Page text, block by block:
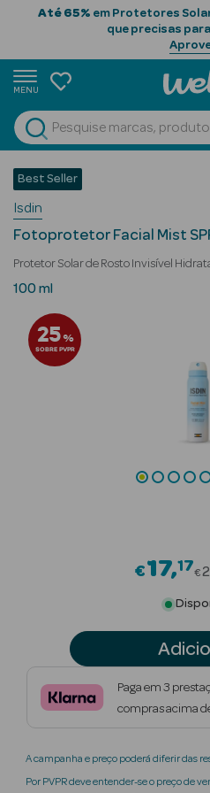
Até 65% em Protetores
que precisas
MENU
Ver Tudo
Beauty Season
Cabelo
Profissional
Beauty Season
Beauty Season
Cosmética
Beauty Season
Beauty Season
Beauty Season
Beauty Season
Cosmética Rosto e Corpo
Protetores Solares de Rosto
Best Seller
Isdin
Fotoprotetor Facial Mist
Protetor Solar de Rosto Invisível
100 ml
25%
SOBRE PVPR
€17 17€
Paga em 3
compras acima
A campanha e preço poderá diferir das
Por PVPR deve entender-se o preço de